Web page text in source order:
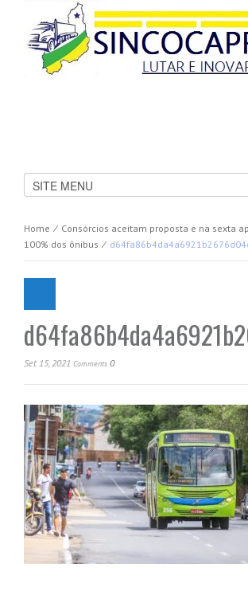
Home ⁄ Consórcios aceitam proposta e na sexta
100% dos ônibus ⁄
Set 15, 2021 Comments 0